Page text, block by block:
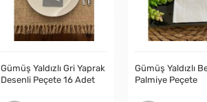
Gümüş Yaldızlı Gri Yaprak
Desenli Peçete 16 Adet
Gümüş Yaldızlı
Palmiye Peçete